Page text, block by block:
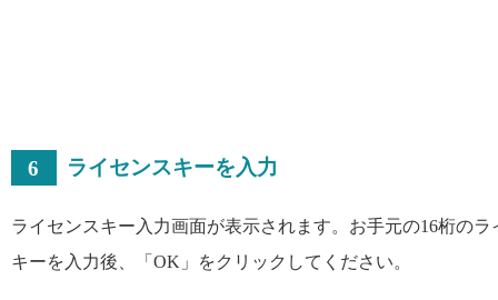
6 ライセンスキーを入力
ライセンスキー入力画面が表示されます。お手元の16桁のラ
キーを入力後、「OK」をクリックしてください。